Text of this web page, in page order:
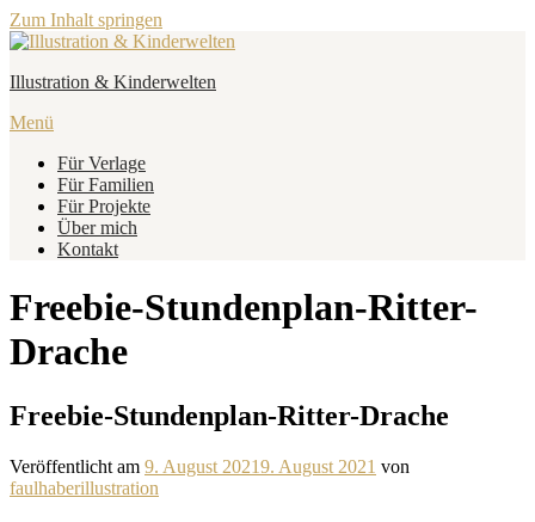
Zum Inhalt springen
Illustration & Kinderwelten
Menü
Für Verlage
Für Familien
Für Projekte
Über mich
Kontakt
Freebie-Stundenplan-Ritter-
Drache
Freebie-Stundenplan-Ritter-Drache
Veröffentlicht am 9. August 20219. August 2021 von
faulhaberillustration